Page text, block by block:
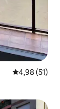
Évaluation
4,98 (51)